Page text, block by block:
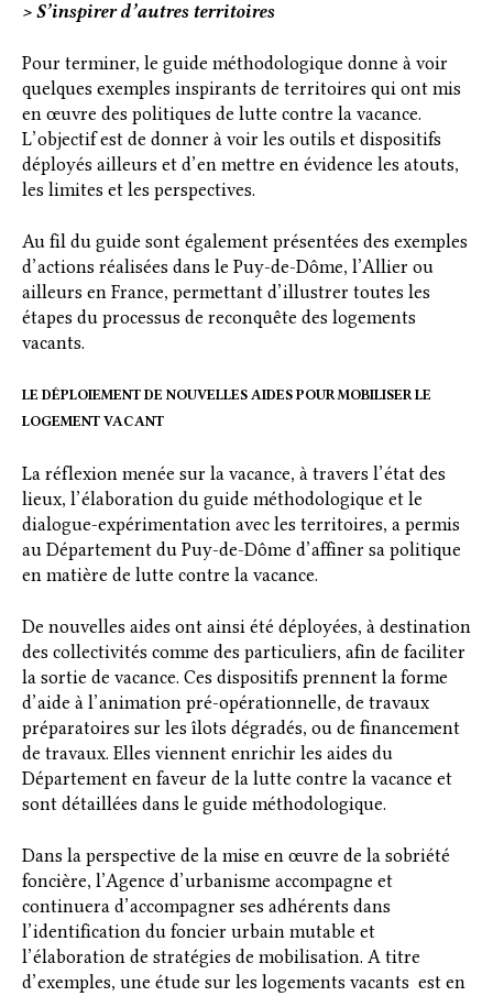
> S’inspirer d’autres territoires
Pour terminer, le guide méthodologique donne à voir
quelques exemples inspirants de territoires qui ont mis
en œuvre des politiques de lutte contre la vacance.
L’objectif est de donner à voir les outils et dispositifs
déployés ailleurs et d’en mettre en évidence les atouts,
les limites et les perspectives.
Au fil du guide sont également présentées des exemples
d’actions réalisées dans le Puy-de-Dôme, l’Allier ou
ailleurs en France, permettant d’illustrer toutes les
étapes du processus de reconquête des logements
vacants.
LE DÉPLOIEMENT DE NOUVELLES AIDES POUR MOBILISER LE
LOGEMENT VACANT
La réflexion menée sur la vacance, à travers l’état des
lieux, l’élaboration du guide méthodologique et le
dialogue-expérimentation avec les territoires, a permis
au Département du Puy-de-Dôme d’affiner sa politique
en matière de lutte contre la vacance.
De nouvelles aides ont ainsi été déployées, à destination
des collectivités comme des particuliers, afin de faciliter
la sortie de vacance. Ces dispositifs prennent la forme
d’aide à l’animation pré-opérationnelle, de travaux
préparatoires sur les îlots dégradés, ou de financement
de travaux. Elles viennent enrichir les aides du
Département en faveur de la lutte contre la vacance et
sont détaillées dans le guide méthodologique.
Dans la perspective de la mise en œuvre de la sobriété
foncière, l’Agence d’urbanisme accompagne et
continuera d’accompagner ses adhérents dans
l’identification du foncier urbain mutable et
l’élaboration de stratégies de mobilisation. A titre
d’exemples, une étude sur les logements vacants est en